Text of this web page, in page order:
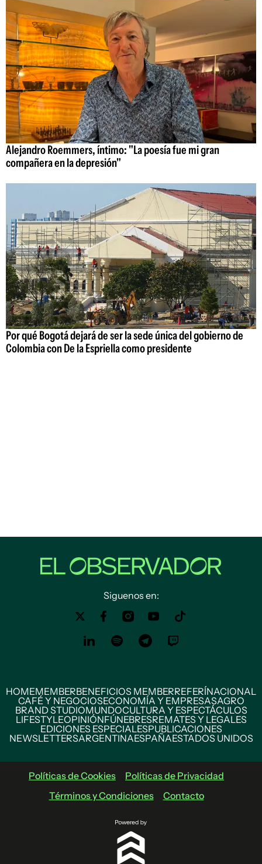
Alejandro Roemmers, íntimo: "La poesía fue mi gran
compañera en la depresión"
Por qué Bogotá dejará de ser la sede única del gobierno de
Colombia con De la Espriella como presidente
Siguenos en:
HOMEMEMBERBENEFICIOS MEMBERREFERÍNACIONAL
CAFÉ Y NEGOCIOSECONOMÍA Y EMPRESASAGRO
BRAND STUDIOMUNDOCULTURA Y ESPECTÁCULOS
LIFESTYLEOPINIÓNFÚNEBRESREMATES Y LEGALES
EDICIONES ESPECIALESPUBLICACIONES
NEWSLETTERSARGENTINAESPAÑAESTADOS UNIDOS
Políticas de Cookies
Políticas de Privacidad
Términos y Condiciones
Contacto